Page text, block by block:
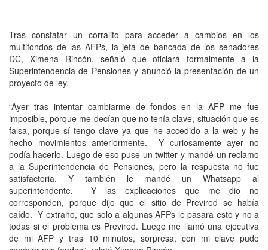
Tras constatar un corralito para acceder a cambios en los
multifondos de las AFPs, la jefa de bancada de los senadores
DC, Ximena Rincón, señaló que oficiará formalmente a la
Superintendencia de Pensiones y anunció la presentación de un
proyecto de ley.
“Ayer tras intentar cambiarme de fondos en la AFP me fue
imposible, porque me decían que no tenía clave, situación que es
falsa, porque sí tengo clave ya que he accedido a la web y he
hecho movimientos anteriormente. Y curiosamente ayer no
podía hacerlo. Luego de eso puse un twitter y mandé un reclamo
a la Superintendencia de Pensiones, pero la respuesta no fue
satisfactoria. Y también le mandé un Whatsapp al
superintendente. Y las explicaciones que me dio no
corresponden, porque dijo que el sitio de Previred se había
caído. Y extraño, que solo a algunas AFPs le pasara esto y no a
todas si el problema es Previred. Luego me llamó una ejecutiva
de mi AFP y tras 10 minutos, sorpresa, con mi clave pude